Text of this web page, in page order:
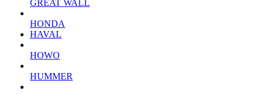
GREAT WALL
HONDA
HAVAL
HOWO
HUMMER